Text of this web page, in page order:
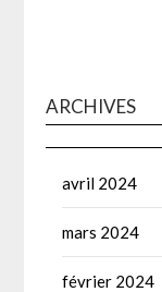
ARCHIVES
avril 2024
mars 2024
février 2024